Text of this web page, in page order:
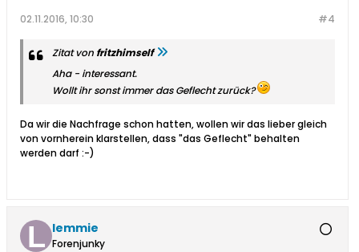
#4
02.11.2016, 10:30
Zitat von fritzhimself
Aha - interessant.
Wollt ihr sonst immer das Geflecht zurück?
Da wir die Nachfrage schon hatten, wollen wir das lieber gleich
von vornherein klarstellen, dass "das Geflecht" behalten
werden darf :-)
lemmie
Forenjunky